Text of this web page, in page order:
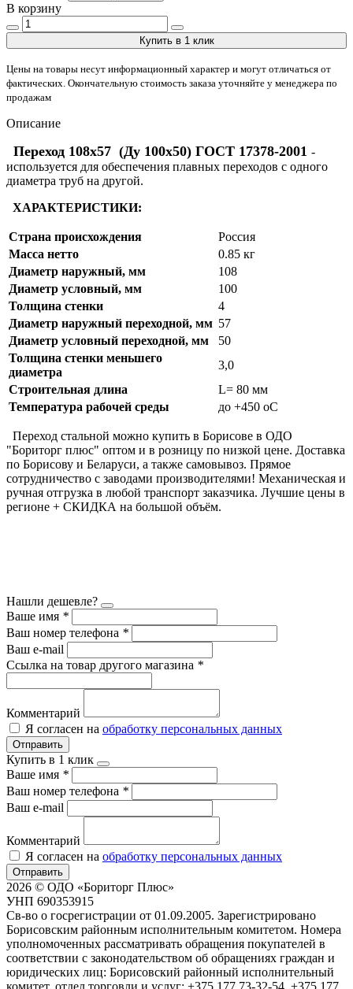
В корзину
Купить в 1 клик
Цены на товары несут информационный характер и могут отличаться от
фактических. Окончательную стоимость заказа уточняйте у менеджера по
продажам
Описание
Переход 108х57 (Ду 100х50) ГОСТ 17378-2001 -
используется для обеспечения плавных переходов с одного
диаметра труб на другой.
ХАРАКТЕРИСТИКИ:
Страна происхождения
Россия
Масса нетто
0.85 кг
Диаметр наружный, мм
108
Диаметр условный, мм
100
Толщина стенки
4
Диаметр наружный переходной, мм 57
Диаметр условный переходной, мм
50
Толщина стенки меньшего
диаметра
3,0
Строительная длина
L= 80 мм
Температура рабочей среды
до +450 oC
Переход стальной можно купить в Борисове в ОДО
"Бориторг плюс" оптом и в розницу по низкой цене. Доставка
по Борисову и Беларуси, а также самовывоз. Прямое
сотрудничество с заводами производителями! Механическая и
ручная отгрузка в любой транспорт заказчика. Лучшие цены в
регионе + СКИДКА на большой объём.
Нашли дешевле?
Ваше имя *
Ваш номер телефона *
Ваш e-mail
Ссылка на товар другого магазина *
Комментарий
Я согласен на обработку персональных данных
Отправить
Купить в 1 клик
Ваше имя *
Ваш номер телефона *
Ваш e-mail
Комментарий
Я согласен на обработку персональных данных
Отправить
2026 © ОДО «Бориторг Плюс»
УНП 690353915
Св-во о госрегистрации от 01.09.2005. Зарегистрировано
Борисовским районным исполнительным комитетом. Номера
уполномоченных рассматривать обращения покупателей в
соответствии с законодательством об обращениях граждан и
юридических лиц: Борисовский районный исполнительный
комитет, отдел торговли и услуг: +375 177 73-32-54, +375 177